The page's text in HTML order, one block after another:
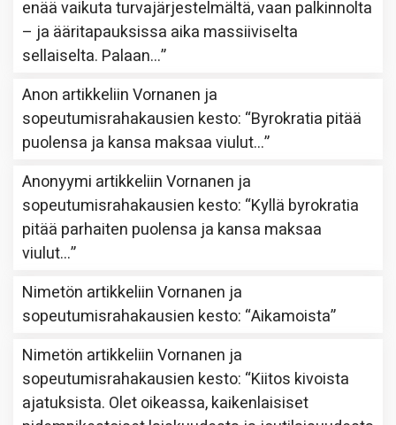
enää vaikuta turvajärjestelmältä, vaan palkinnolta
– ja ääritapauksissa aika massiiviselta
sellaiselta. Palaan…”
Anon artikkeliinVornanen ja
sopeutumisrahakausien kesto: “Byrokratia pitää
puolensa ja kansa maksaa viulut…”
Anonyymi artikkeliinVornanen ja
sopeutumisrahakausien kesto: “Kyllä byrokratia
pitää parhaiten puolensa ja kansa maksaa
viulut…”
Nimetön artikkeliinVornanen ja
sopeutumisrahakausien kesto: “Aikamoista”
Nimetön artikkeliinVornanen ja
sopeutumisrahakausien kesto: “Kiitos kivoista
ajatuksista. Olet oikeassa, kaikenlaisiset